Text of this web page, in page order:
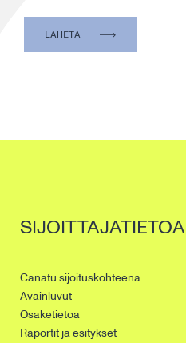
SIJOITTAJATIETOA
Canatu sijoituskohteena
Avainluvut
Osaketietoa
Raportit ja esitykset